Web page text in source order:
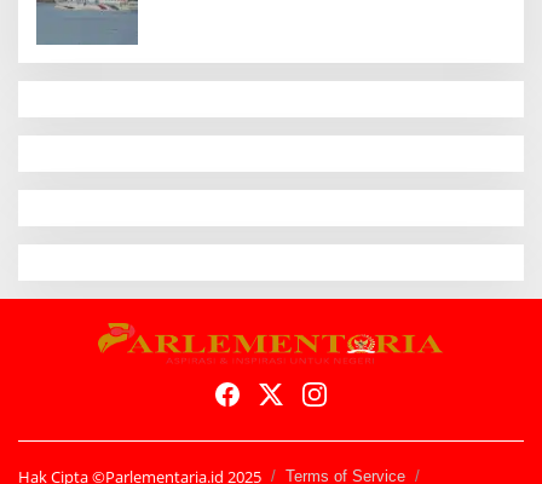
Hak Cipta ©Parlementaria.id 2025 Terms of Service